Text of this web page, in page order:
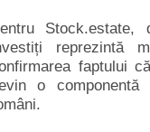
reprezintă
faptului
o